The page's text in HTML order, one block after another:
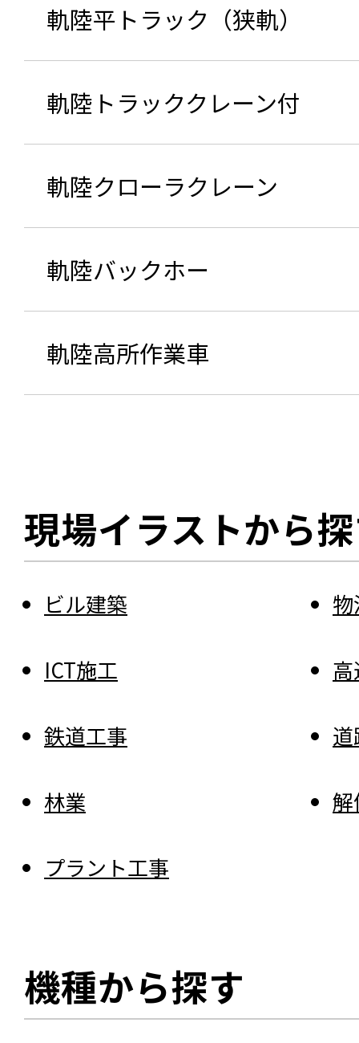
軌陸平トラック（狭軌）
軌陸トラッククレーン付
軌陸クローラクレーン
軌陸バックホー
軌陸高所作業車
現場イラストから
ビル建築
ICT施工
鉄道工事
林業
プラント工事
機種から探す